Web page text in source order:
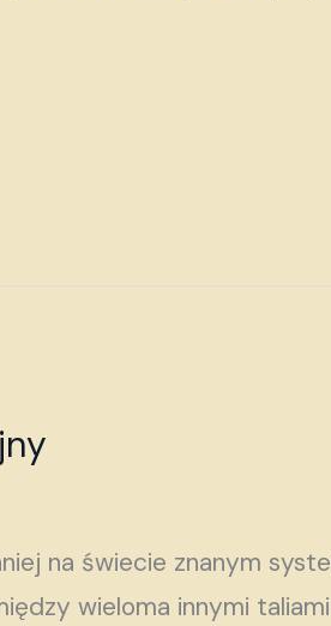
na świecie znanym
wieloma innymi